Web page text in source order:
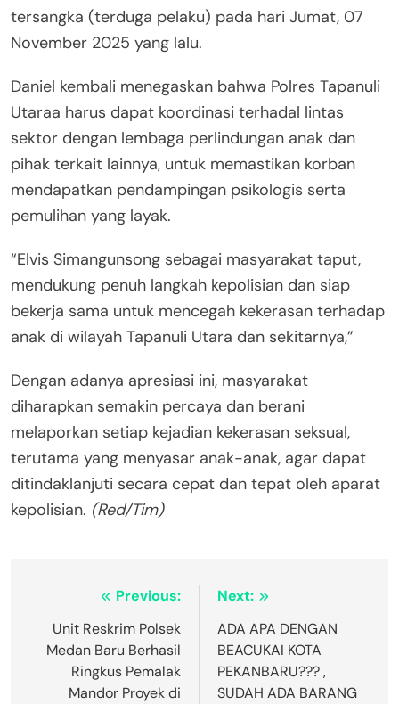
tersangka (terduga pelaku) pada hari Jumat, 07
November 2025 yang lalu.
Daniel kembali menegaskan bahwa Polres Tapanuli
Utaraa harus dapat koordinasi terhadal lintas
sektor dengan lembaga perlindungan anak dan
pihak terkait lainnya, untuk memastikan korban
mendapatkan pendampingan psikologis serta
pemulihan yang layak.
“Elvis Simangunsong sebagai masyarakat taput,
mendukung penuh langkah kepolisian dan siap
bekerja sama untuk mencegah kekerasan terhadap
anak di wilayah Tapanuli Utara dan sekitarnya,”
Dengan adanya apresiasi ini, masyarakat
diharapkan semakin percaya dan berani
melaporkan setiap kejadian kekerasan seksual,
terutama yang menyasar anak-anak, agar dapat
ditindaklanjuti secara cepat dan tepat oleh aparat
kepolisian. (Red/Tim)
Navigasi
pos
Previous:
Unit Reskrim Polsek
Medan Baru Berhasil
Ringkus Pemalak
Mandor Proyek di
Next:
ADA APA DENGAN
BEACUKAI KOTA
PEKANBARU??? ,
SUDAH ADA BARANG